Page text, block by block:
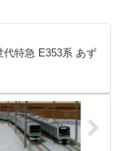
特急 E353系 あず